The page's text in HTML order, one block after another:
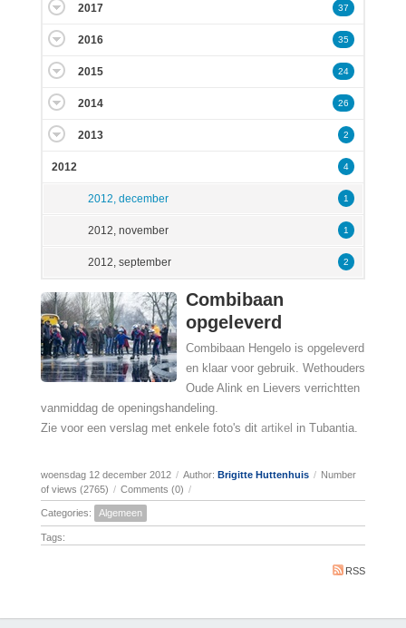
Combibaan
opgeleverd
Combibaan Hengelo is opgeleverd
en klaar voor gebruik. Wethouders
Oude Alink en Lievers verrichtten
vanmiddag de openingshandeling.
Zie voor een verslag met enkele foto's dit artikel in Tubantia.
woensdag 12 december 2012 / Author: Brigitte Huttenhuis / Number
of views (2765) / Comments (0) /
Categories: Algemeen
Tags:
RSS
2017 37
2016 35
2015 24
2014 26
2013 2
2012 4
2012, december 1
2012, november 1
2012, september 2